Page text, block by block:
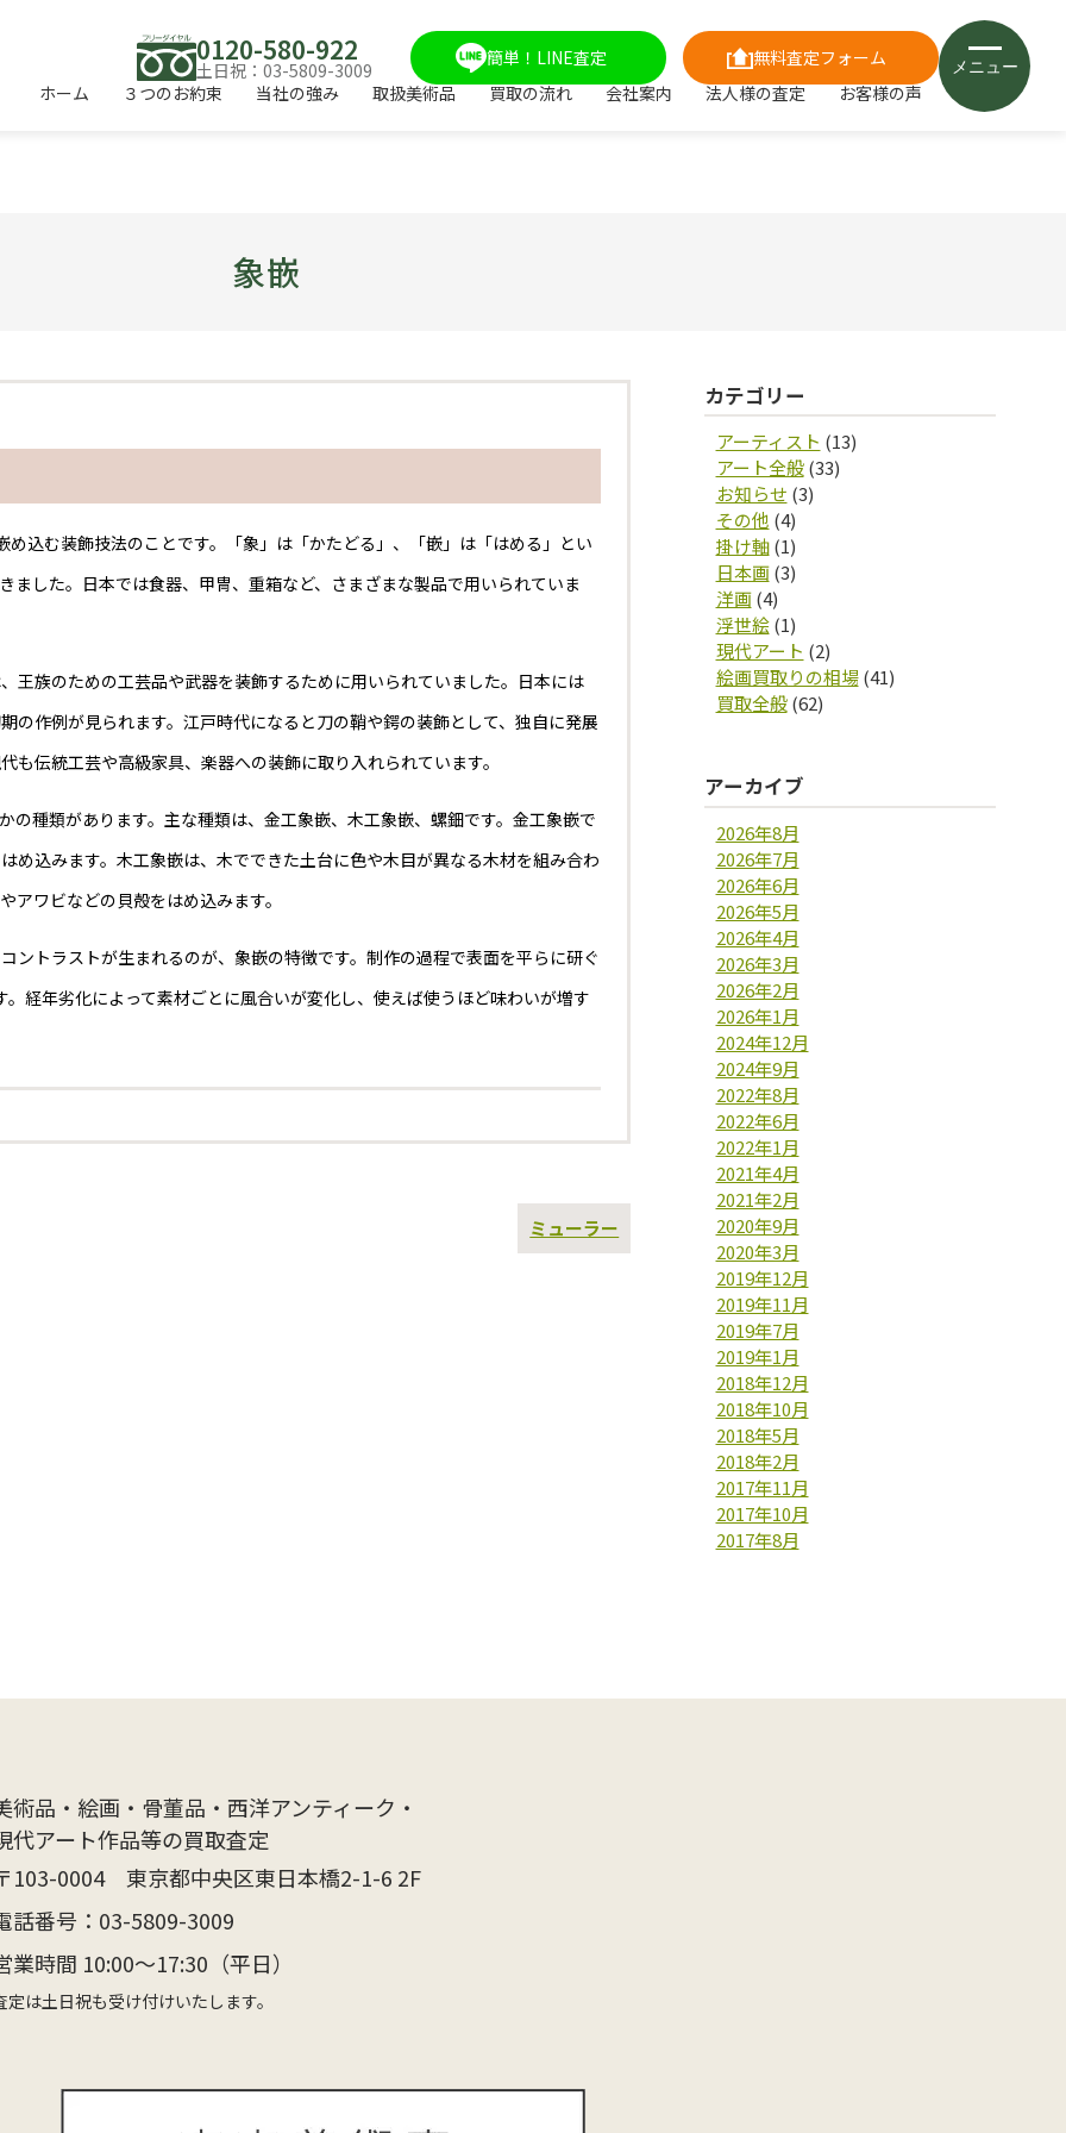
0120-580-922
土日祝：03-5809-3009
簡単！LINE査定
無料査定フォーム
ホーム
３つのお約束 当社の強み 取扱美術品 買取の流れ 会社案内 法人様の査定 お客様の声
メニュー
象嵌
め込む装飾技法のことです。「象」は「かたどる」、「嵌」は「はめる」とい
ました。日本では食器、甲冑、重箱など、さまざまな製品で用いられていま
王族のための工芸品や武器を装飾するために用いられていました。日本には
の作例が見られます。江戸時代になると刀の鞘や鍔の装飾として、独自に発展
伝統工芸や高級家具、楽器への装飾に取り入れられています。
の種類があります。主な種類は、金工象嵌、木工象嵌、螺鈿です。金工象嵌で
め込みます。木工象嵌は、木でできた土台に色や木目が異なる木材を組み合わ
ワビなどの貝殻をはめ込みます。
ントラストが生まれるのが、象嵌の特徴です。制作の過程で表面を平らに研ぐ
経年劣化によって素材ごとに風合いが変化し、使えば使うほど味わいが増す
次
ミューラー
カテゴリー
アーティスト (13)
アート全般(33)
お知らせ (3)
その他 (4)
掛け軸(1)
日本画(3)
洋画(4)
浮世絵(1)
現代アート (2)
絵画買取りの相場(41)
買取全般(62)
アーカイブ
2026年8月
2026年7月
2026年6月
2026年5月
2026年4月
2026年3月
2026年2月
2026年1月
2024年12月
2024年9月
2022年8月
2022年6月
2022年1月
2021年4月
2021年2月
2020年9月
2020年3月
2019年12月
2019年11月
2019年7月
2019年1月
2018年12月
2018年10月
2018年5月
2018年2月
2017年11月
2017年10月
2017年8月
術品・絵画・骨董品・西洋アンティーク・
代アート作品等の買取査定
103-0004 東京都中央区東日本橋2-1-6 2F
話番号： 03-5809-3009
業時間 10:00〜17:30（平日）
定は土日祝も受け付けいたします。